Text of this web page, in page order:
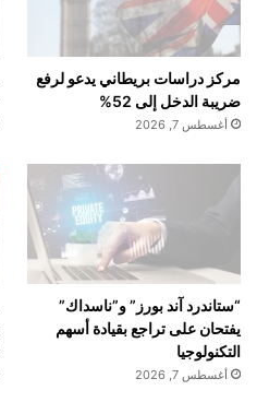
مركز دراسات بريطاني يدعو لرفع
ضريبة الدخل إلى 52%
أغسطس 7, 2026
“ستاندرد آند بورز” و”ناسداك”
يفتحان على تراجع بقيادة أسهم
التكنولوجيا
أغسطس 7, 2026